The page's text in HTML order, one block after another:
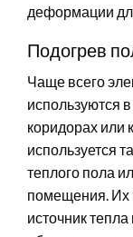
деформации
Подогрев
Чаще всего
используются
коридорах или
используется
теплого пола
помещения. Их
источник